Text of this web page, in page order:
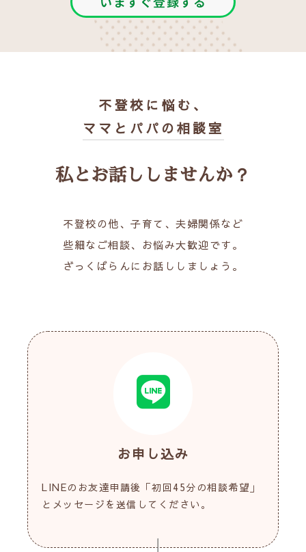
不登校に悩む、
ママとパパの相談室
私とお話ししませんか？
不登校の他、子育て、夫婦関係など
些細なご相談、お悩み大歓迎です。
ざっくばらんにお話ししましょう。
お申し込み
LINEのお友達申請後「初回45分の相談希望」
とメッセージを送信してください。